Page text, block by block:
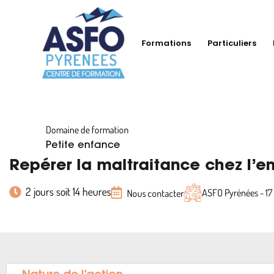
Formations Particuliers
Domaine de formation
Petite enfance
Repérer la maltraitance chez
2 jours soit 14 heures Nous contacter ASFO Pyrénées -